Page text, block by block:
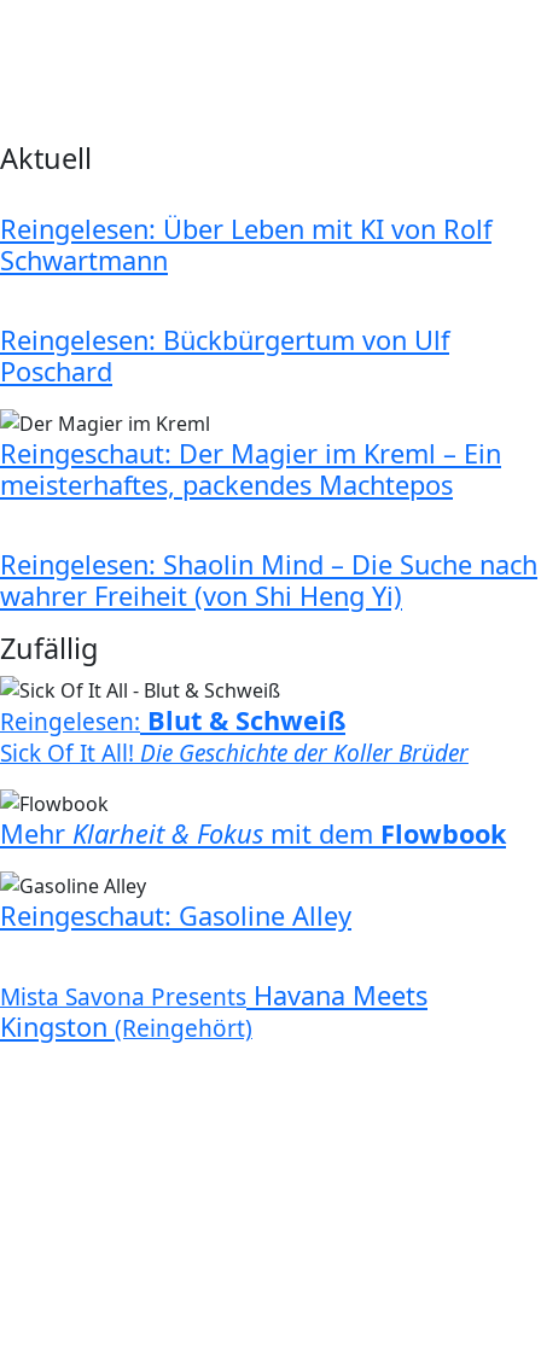
Aktuell
Reingelesen: Über Leben mit KI von Rolf
Schwartmann
Reingelesen: Bückbürgertum von Ulf
Poschard
Reingeschaut: Der Magier im Kreml – Ein
meisterhaftes, packendes Machtepos
Reingelesen: Shaolin Mind – Die Suche nach
wahrer Freiheit (von Shi Heng Yi)
Zufällig
Reingelesen: Blut & Schweiß
Sick Of It All! Die Geschichte der Koller Brüder
Mehr Klarheit & Fokus mit dem Flowbook
Reingeschaut: Gasoline Alley
Mista Savona Presents Havana Meets
Kingston (Reingehört)